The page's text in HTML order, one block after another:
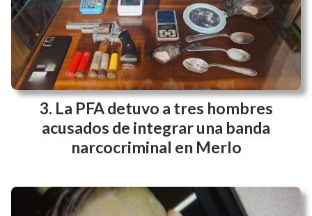
La PFA detuvo a tres hombres
acusados de integrar una banda
narcocriminal en Merlo